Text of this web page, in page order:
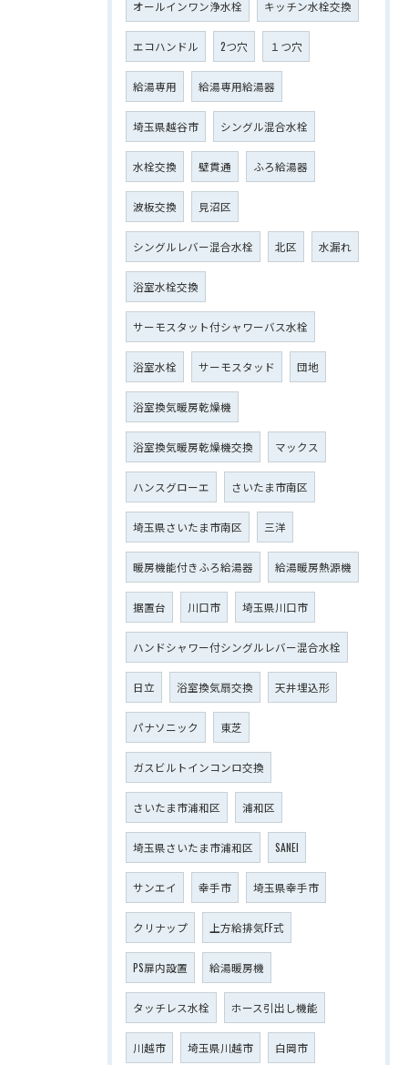
オールインワン浄水栓 キッチン水栓交換
エコハンドル 2つ穴 １つ穴
給湯専用 給湯専用給湯器
埼玉県越谷市 シングル混合水栓
水栓交換 壁貫通 ふろ給湯器
波板交換 見沼区
シングルレバー混合水栓 北区 水漏れ
浴室水栓交換
サーモスタット付シャワーバス水栓
浴室水栓 サーモスタッド 団地
浴室換気暖房乾燥機
浴室換気暖房乾燥機交換 マックス
ハンスグローエ さいたま市南区
埼玉県さいたま市南区 三洋
暖房機能付きふろ給湯器 給湯暖房熱源機
据置台 川口市 埼玉県川口市
ハンドシャワー付シングルレバー混合水栓
日立 浴室換気扇交換 天井埋込形
パナソニック 東芝
ガスビルトインコンロ交換
さいたま市浦和区 浦和区
埼玉県さいたま市浦和区 SANEI
サンエイ 幸手市 埼玉県幸手市
クリナップ 上方給排気FF式
PS扉内設置 給湯暖房機
タッチレス水栓 ホース引出し機能
川越市 埼玉県川越市 白岡市